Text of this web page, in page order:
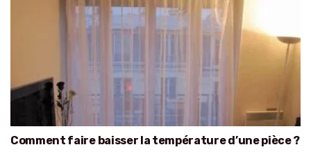
Comment faire baisser la température d’une pièce ?